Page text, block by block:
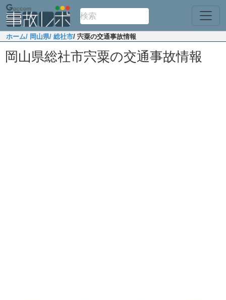
ホーム/ 岡山県/ 総社市/ 宍粟の交通事故情報
岡山県総社市宍粟の交通事故情報